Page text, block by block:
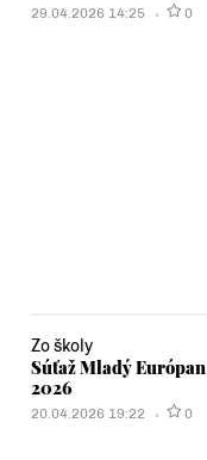
29.04.2026 14:25 0
Zo školy
Súťaž Mladý Európan
2026
20.04.2026 19:22 0